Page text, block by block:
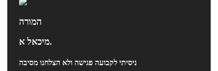
המורה
מיכאל א.
ניסיתי לקבועה פגישה ולא הצלחנו מסיבה